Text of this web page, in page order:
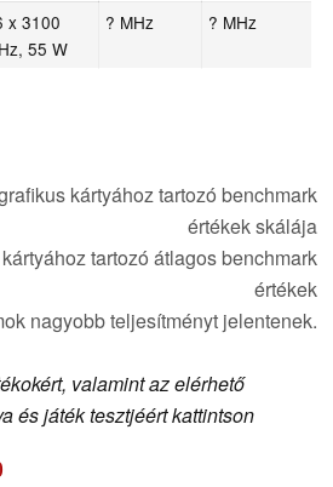
x 3100
55 W
? MHz ? MHz
kártyához tartozó benchmark
értékek skálája
tartozó átlagos benchmark
értékek
nagyobb teljesítményt jelentenek.
valamint az elérhető
és játék tesztjéért kattintson